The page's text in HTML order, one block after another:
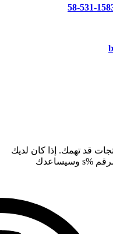
قد تهمك. إذا كان لديك
طلب محدد، راسلنا عبر واتساب على الرقم %s وسيساعدك